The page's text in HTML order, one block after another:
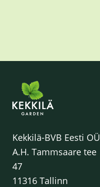
Kekkilä-BVB Eesti OÜ
A.H. Tammsaare tee
47
11316 Tallinn